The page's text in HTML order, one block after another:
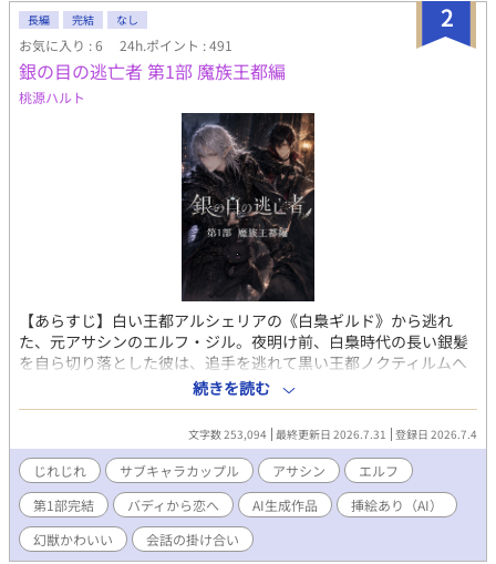
2
長編 完結 なし
お気に入り : 6 24h.ポイント : 491
銀の目の逃亡者 第1部 魔族王都編
桃源ハルト
【あらすじ】白い王都アルシェリアの《白梟ギルド》から逃れ
た、元アサシンのエルフ・ジル。夜明け前、白梟時代の長い銀髪
を自ら切り落とした彼は、追手を逃れて黒い王都ノクティルムへ
辿り着く。そこで出会ったのは、軽口ばかりの《黒燈ギルド》の
情報屋ルシと長い耳と太い尾を持つ黒い小型幻獣クロ。逃げるた
めに過去を切り離した男が、黒い王都で人と関わり、自分の名と
所属、そして戻る場所を選び直していく。逃亡、潜入、戦闘、陰
謀、軽口、沈黙。任務を重ねながら少しずつ変わっていく、元ア
サシンと情報屋のじれじれした距離を描く長編BLファンタジー。
【こんな方におすすめ】ツンが強く、好意や心配を素直に言えな
いキャラクターが好き／バディから少しずつ恋へ変わる関係が好
続きを読む
文字数 253,094 最終更新日 2026.7.31 登録日 2026.7.4
じれじれ サブキャラカップル アサシン
エルフ
第1部完結
バディから恋へ AI生成作品
挿絵あり（AI）
幻獣かわいい
会話の掛け合い